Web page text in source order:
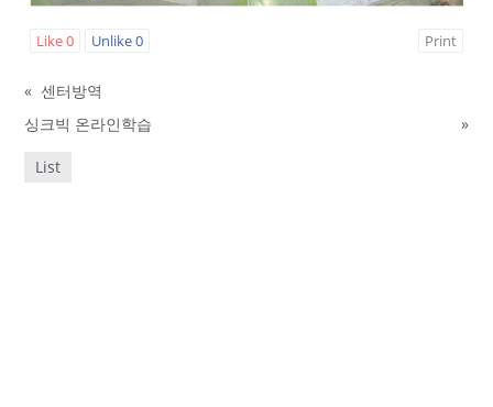
Like0 Unlike0 Print
« 센터방역
싱크빅 온라인학습
»
List